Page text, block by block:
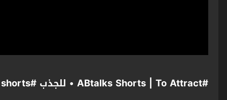
#ABtalks Shorts | To Attract • للجذب #shorts